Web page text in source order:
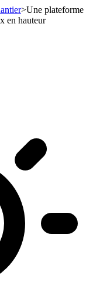
>Une plateforme
en hauteur